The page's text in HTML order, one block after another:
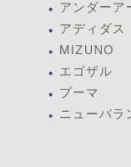
アンダーア
アディダス
MIZUNO
エゴザル
プーマ
ニューバラ